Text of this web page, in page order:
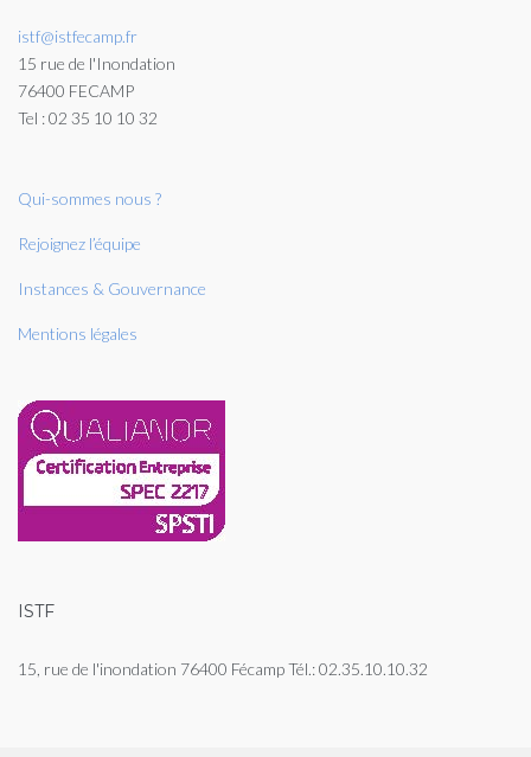
istf@istfecamp.fr
15 rue de l'Inondation
76400 FECAMP
Tel : 02 35 10 10 32
Qui-sommes nous ?
Rejoignez l’équipe
Instances & Gouvernance
Mentions légales
ISTF
15, rue de l'inondation 76400 Fécamp Tél.: 02.35.10.10.32